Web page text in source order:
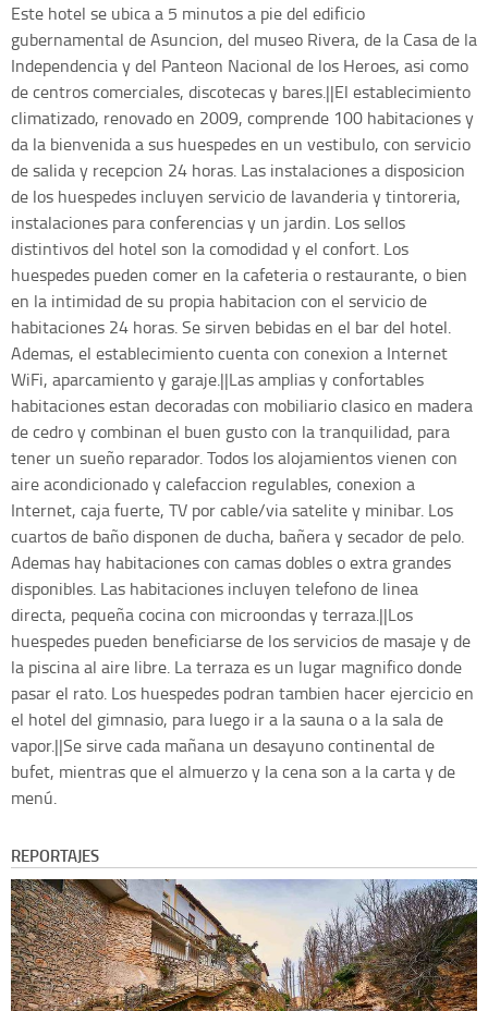
Este hotel se ubica a 5 minutos a pie del edificio
gubernamental de Asuncion, del museo Rivera, de la Casa de la
Independencia y del Panteon Nacional de los Heroes, asi como
de centros comerciales, discotecas y bares.||El establecimiento
climatizado, renovado en 2009, comprende 100 habitaciones y
da la bienvenida a sus huespedes en un vestibulo, con servicio
de salida y recepcion 24 horas. Las instalaciones a disposicion
de los huespedes incluyen servicio de lavanderia y tintoreria,
instalaciones para conferencias y un jardin. Los sellos
distintivos del hotel son la comodidad y el confort. Los
huespedes pueden comer en la cafeteria o restaurante, o bien
en la intimidad de su propia habitacion con el servicio de
habitaciones 24 horas. Se sirven bebidas en el bar del hotel.
Ademas, el establecimiento cuenta con conexion a Internet
WiFi, aparcamiento y garaje.||Las amplias y confortables
habitaciones estan decoradas con mobiliario clasico en madera
de cedro y combinan el buen gusto con la tranquilidad, para
tener un sueño reparador. Todos los alojamientos vienen con
aire acondicionado y calefaccion regulables, conexion a
Internet, caja fuerte, TV por cable/via satelite y minibar. Los
cuartos de baño disponen de ducha, bañera y secador de pelo.
Ademas hay habitaciones con camas dobles o extra grandes
disponibles. Las habitaciones incluyen telefono de linea
directa, pequeña cocina con microondas y terraza.||Los
huespedes pueden beneficiarse de los servicios de masaje y de
la piscina al aire libre. La terraza es un lugar magnifico donde
pasar el rato. Los huespedes podran tambien hacer ejercicio en
el hotel del gimnasio, para luego ir a la sauna o a la sala de
vapor.||Se sirve cada mañana un desayuno continental de
bufet, mientras que el almuerzo y la cena son a la carta y de
menú.
REPORTAJES